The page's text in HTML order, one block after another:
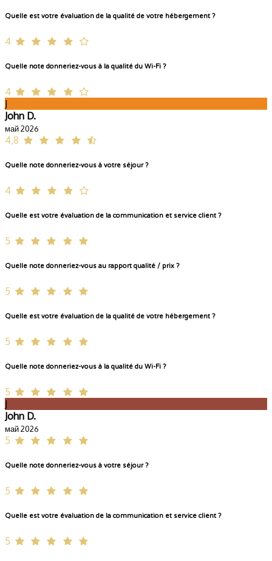
Quelle est votre évaluation de la qualité de votre hébergement ?
4
Quelle note donneriez-vous à la qualité du Wi-Fi ?
4
J
John D.
май 2026
4,8
Quelle note donneriez-vous à votre séjour ?
4
Quelle est votre évaluation de la communication et service client ?
5
Quelle note donneriez-vous au rapport qualité / prix ?
5
Quelle est votre évaluation de la qualité de votre hébergement ?
5
Quelle note donneriez-vous à la qualité du Wi-Fi ?
5
J
John D.
май 2026
5
Quelle note donneriez-vous à votre séjour ?
5
Quelle est votre évaluation de la communication et service client ?
5